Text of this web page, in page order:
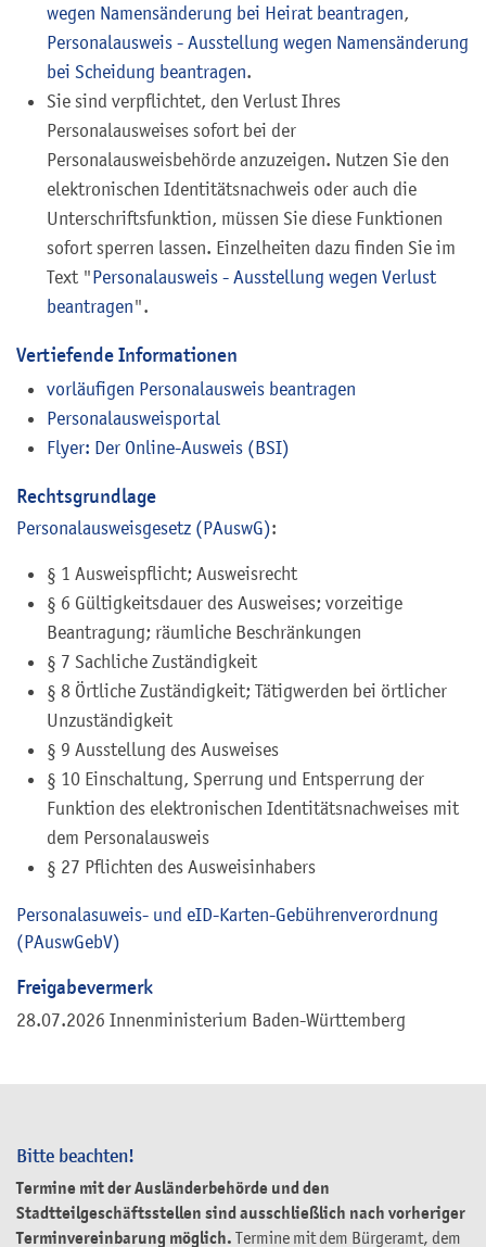
Bitte beachten!
Termine mit der Ausländerbehörde und den
Stadtteilgeschäftsstellen sind ausschließlich nach vorheriger
Terminvereinbarung möglich. Termine mit dem Bürgeramt, dem
wegen Namensänderung bei Heirat beantragen,
Personalausweis - Ausstellung wegen Namensänderung
bei Scheidung beantragen.
Sie sind verpflichtet, den Verlust Ihres
Personalausweises sofort bei der
Personalausweisbehörde anzuzeigen. Nutzen Sie den
elektronischen Identitätsnachweis oder auch die
Unterschriftsfunktion, müssen Sie diese Funktionen
sofort sperren lassen. Einzelheiten dazu finden Sie im
Text "Personalausweis - Ausstellung wegen Verlust
beantragen".
Vertiefende Informationen
vorläufigen Personalausweis beantragen
Personalausweisportal
Flyer: Der Online-Ausweis (BSI)
Rechtsgrundlage
Personalausweisgesetz (PAuswG):
§ 1 Ausweispflicht; Ausweisrecht
§ 6 Gültigkeitsdauer des Ausweises; vorzeitige
Beantragung; räumliche Beschränkungen
§ 7 Sachliche Zuständigkeit
§ 8 Örtliche Zuständigkeit; Tätigwerden bei örtlicher
Unzuständigkeit
§ 9 Ausstellung des Ausweises
§ 10 Einschaltung, Sperrung und Entsperrung der
Funktion des elektronischen Identitätsnachweises mit
dem Personalausweis
§ 27 Pflichten des Ausweisinhabers
Personalasuweis- und eID-Karten-Gebührenverordnung
(PAuswGebV)
Freigabevermerk
28.07.2026 Innenministerium Baden-Württemberg